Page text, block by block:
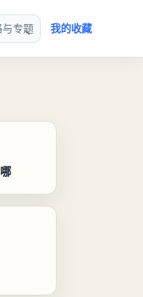
专题 我的收藏